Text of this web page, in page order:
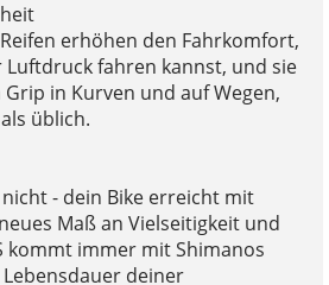
erhöhen den Fahrkomfort,
fahren kannst, und sie
in Kurven und auf Wegen,
üblich.
- dein Bike erreicht mit
Maß an Vielseitigkeit und
kommt immer mit Shimanos
Lebensdauer deiner